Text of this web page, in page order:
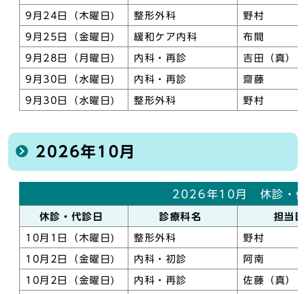
9月24日（木曜日) 整形外科 野村
9月25日（金曜日) 緩和ケア内科 布間
9月28日（月曜日) 内科・再診 吉田（真）
9月30日（水曜日) 内科・再診 齋藤
9月30日（水曜日) 整形外科 野村
2026年10月
2026年10月 休診・代
休診・代診日 診療科名 担当
10月1日（木曜日) 整形外科 野村
10月2日（金曜日) 内科・初診 阿南
10月2日（金曜日) 内科・再診 佐藤（真）